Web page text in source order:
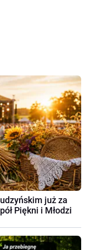
już za
Piękni i Młodzi